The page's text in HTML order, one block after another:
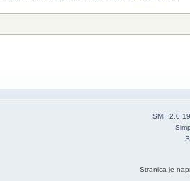
SMF 2.0.19
Stranica je